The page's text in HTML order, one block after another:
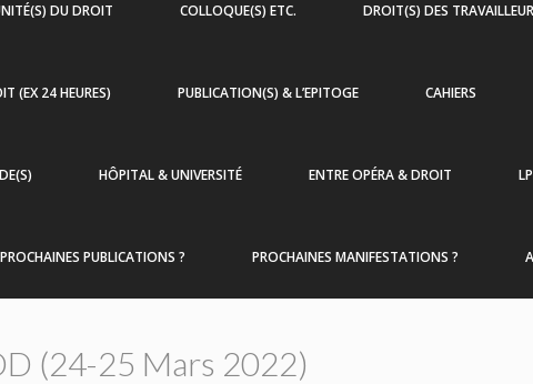
DU DROIT COLLOQUE(S) ETC. DROIT(S) DES
(EX 24 HEURES) PUBLICATION(S) & L’EPITOGE CAHIERS
HÔPITAL & UNIVERSITÉ ENTRE OPÉRA & DROIT
PROCHAINES PUBLICATIONS ? PROCHAINES MANIFESTATIONS ?
(24-25 Mars 2022)